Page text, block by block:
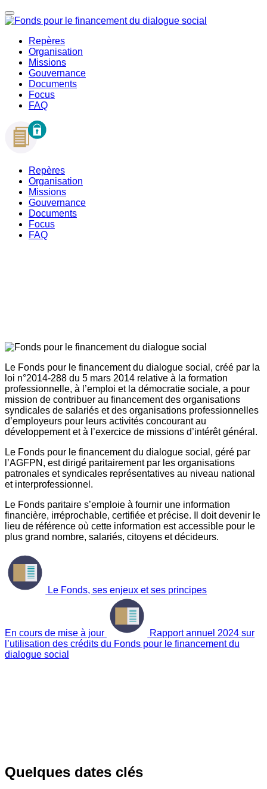
Repères
Organisation
Missions
Gouvernance
Documents
Focus
FAQ
Repères
Organisation
Missions
Gouvernance
Documents
Focus
FAQ
Le Fonds pour le financement du dialogue social, créé par la
loi n°2014-288 du 5 mars 2014 relative à la formation
professionnelle, à l’emploi et la démocratie sociale, a pour
mission de contribuer au financement des organisations
syndicales de salariés et des organisations professionnelles
d’employeurs pour leurs activités concourant au
développement et à l’exercice de missions d’intérêt général.
Le Fonds pour le financement du dialogue social, géré par
l’AGFPN, est dirigé paritairement par les organisations
patronales et syndicales représentatives au niveau national
et interprofessionnel.
Le Fonds paritaire s’emploie à fournir une information
financière, irréprochable, certifiée et précise. Il doit devenir le
lieu de référence où cette information est accessible pour le
plus grand nombre, salariés, citoyens et décideurs.
Le Fonds, ses enjeux et ses principes
En cours de mise à jour
Rapport annuel 2024 sur
l’utilisation des crédits du Fonds pour le financement du
dialogue social
Quelques dates clés